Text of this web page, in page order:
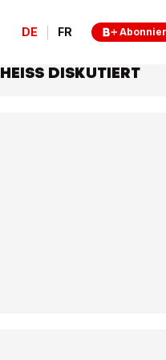
DE FR
HEISS DISKUTIERT